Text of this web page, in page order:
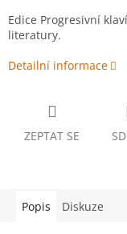
Edice Progresivní
literatury.
Detailní informace
ZEPTAT SE
Popis Diskuze